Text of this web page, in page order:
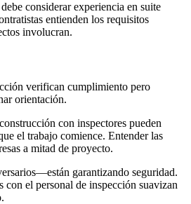
considerar experiencia en suite
entienden los requisitos
involucran.
verifican cumplimiento pero
orientación.
con inspectores pueden
el trabajo comience. Entender las
a mitad de proyecto.
garantizando seguridad.
con el personal de inspección suavizan